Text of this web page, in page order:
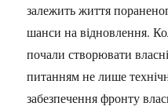
залежить життя
шанси на відновлення.
почали створювати
питанням не лише
забезпечення фронту